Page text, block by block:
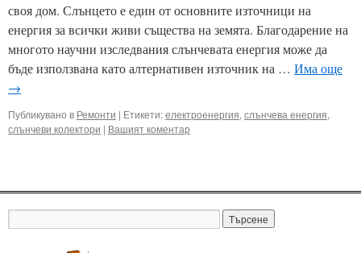
своя дом. Слънцето е един от основните източници на
енергия за всички живи същества на земята. Благодарение на
многото научни изследвания слънчевата енергия може да
бъде използвана като алтернативен източник на … Има още
→
Публикувано в Ремонти | Етикети:електроенергия, слънчева енергия,
слънчеви колектори | Вашият коментар